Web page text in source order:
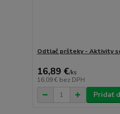
Odtlač pršteky - Aktivity
16,89 €/ks
16,09 € bez DPH
Pridať